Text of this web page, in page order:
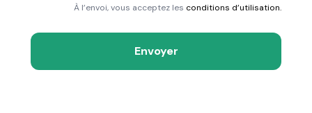
À l’envoi, vous acceptez les conditions d’utilisation.
Envoyer